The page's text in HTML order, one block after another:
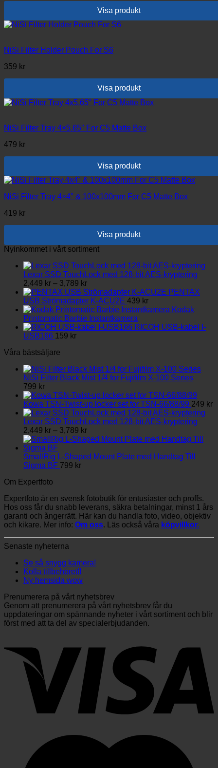
Visa produkt
NiSi Filter Holder Pouch For S6
359 kr
Visa produkt
NiSi Filter Tray 4×5.65″ For C5 Matte Box
479 kr
Visa produkt
NiSi Filter Tray 4×4″ & 100x100mm For C5 Matte Box
419 kr
Visa produkt
Nyinkommet i vårt sortiment
Lexar SSD TouchLock med 128-bit AES-kryptering
2,449 kr – 3,789 krPrisintervall:
2,449 kr
till
3,789 kr
PENTAX
USB Strömadapter K-ACU2E 439 kr
Kodak
Printomatic Barbie Instantkamera
RICOH USB-kabel I-
USB166 159 kr
Våra bästsäljare
NiSi Filter Black Mist 1/4 for Fujifilm X-100 Series
799 kr
Kowa TSN-Twist-up locker set for TSN-66/88/99 249 kr
Lexar SSD TouchLock med 128-bit AES-kryptering
2,449 kr – 3,789 krPrisintervall:
2,449 kr
3,789 kr
SmallRig L-Shaped Mount Plate med Handtag Till
Sigma BF 799 kr
Om Expertfoto
Expertfoto är en svensk fotobutik för entusiaster och proffs.
Hos oss får du snabb leverans, säkra betalningar, minst 1 års
garanti och ångerrätt. Här kan du handla foto, video, objektiv
och kikare. Mer info: Om oss. Läs också våra köpvillkor.
Senaste nyheterna
Se så snygg kamera!
Kolla tillbehöret!!
Ny hemsida wow
Prenumerera på vårt nyhetsbrev
Genom att prenumerera på vårt nyhetsbrev får du
uppdateringar om spännande nyheter i vårt sortiment och blir
först med att ta del av specialerbjudanden.